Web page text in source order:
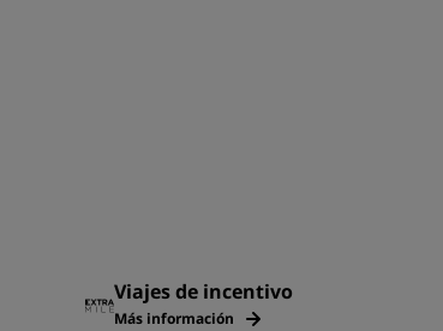
Viajes de incentivo
Más información